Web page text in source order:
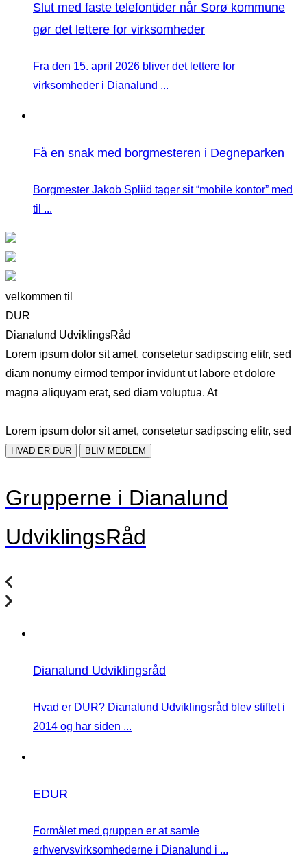
Slut med faste telefontider når Sorø kommune
gør det lettere for virksomheder
Fra den 15. april 2026 bliver det lettere for
virksomheder i Dianalund ...
Få en snak med borgmesteren i Degneparken
Borgmester Jakob Spliid tager sit “mobile kontor” med
til ...
velkommen til
DUR
Dianalund UdviklingsRåd
Lorem ipsum dolor sit amet, consetetur sadipscing elitr, sed
diam nonumy eirmod tempor invidunt ut labore et dolore
magna aliquyam erat, sed diam voluptua. At
Lorem ipsum dolor sit amet, consetetur sadipscing elitr, sed
HVAD ER DUR BLIV MEDLEM
Grupperne i Dianalund
UdviklingsRåd
Dianalund Udviklingsråd
Hvad er DUR? Dianalund Udviklingsråd blev stiftet i
2014 og har siden ...
EDUR
Formålet med gruppen er at samle
erhvervsvirksomhederne i Dianalund i ...